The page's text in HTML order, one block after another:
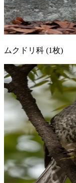
ムクドリ 科 (1枚)